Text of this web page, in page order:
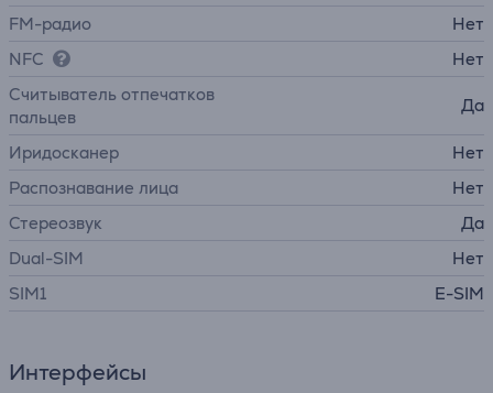
FM-радио
Нет
NFC
Нет
Считыватель отпечатков
пальцев
Да
Иридосканер
Нет
Распознавание лица
Нет
Стереозвук
Да
Dual-SIM
Нет
SIM1
E-SIM
Интерфейсы